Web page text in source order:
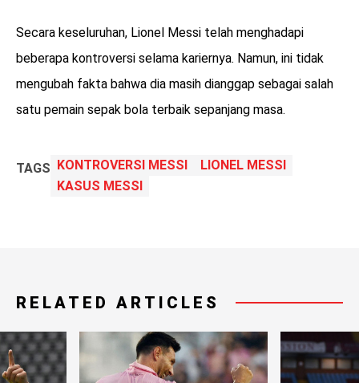
Secara keseluruhan, Lionel Messi telah menghadapi
beberapa kontroversi selama kariernya. Namun, ini tidak
mengubah fakta bahwa dia masih dianggap sebagai salah
satu pemain sepak bola terbaik sepanjang masa.
TAGS KONTROVERSI MESSI
LIONEL MESSI
KASUS MESSI
RELATED ARTICLES